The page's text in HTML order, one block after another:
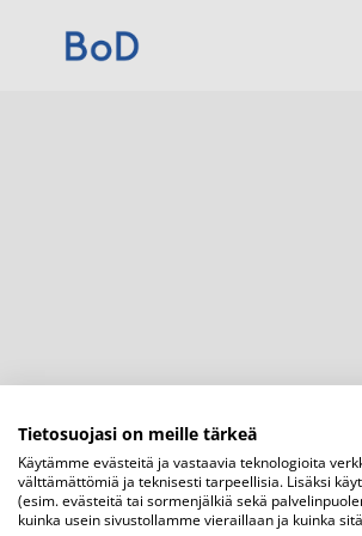
Tietosuojasi on meille tärkeä
Käytämme evästeitä ja vastaavia teknologioita
välttämättömiä ja teknisesti tarpeellisia. Lisäksi
(esim. evästeitä tai sormenjälkiä sekä
kuinka usein sivustollamme vieraillaan ja kuinka